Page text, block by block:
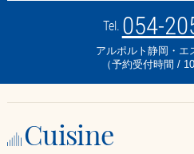
Tel. 054-
アルポルト静岡・エ
（予約受付時間 /
Cuisine